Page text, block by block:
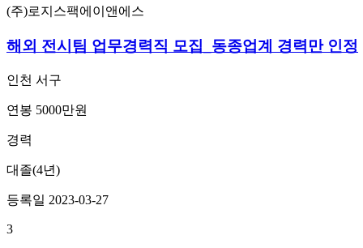
(주)로지스팩에이앤에스
해외 전시팀 업무경력직 모집_동종업계 경력만 인정
인천 서구
연봉 5000만원
경력
대졸(4년)
등록일 2023-03-27
3